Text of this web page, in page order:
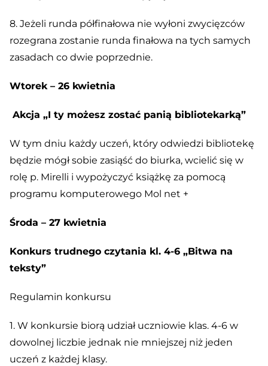
8. Jeżeli runda półfinałowa nie wyłoni zwycięzców
rozegrana zostanie runda finałowa na tych samych
zasadach co dwie poprzednie.
Wtorek – 26 kwietnia
Akcja „I ty możesz zostać panią bibliotekarką”
W tym dniu każdy uczeń, który odwiedzi bibliotekę
będzie mógł sobie zasiąść do biurka, wcielić się w
rolę p. Mirelli i wypożyczyć książkę za pomocą
programu komputerowego Mol net +
Środa – 27 kwietnia
Konkurs trudnego czytania kl. 4-6 „Bitwa na
teksty”
Regulamin konkursu
1. W konkursie biorą udział uczniowie klas. 4-6 w
dowolnej liczbie jednak nie mniejszej niż jeden
uczeń z każdej klasy.